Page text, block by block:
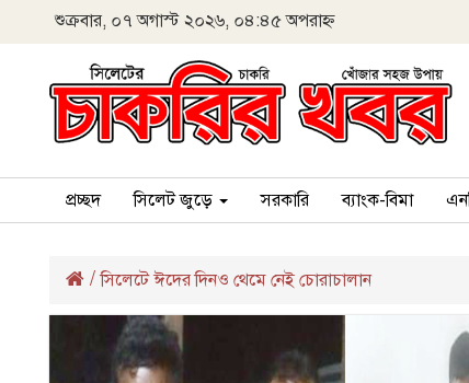
শুক্রবার, ০৭ অগাস্ট ২০২৬, ০৪:৪৫ অপরাহ্ন
প্রচ্ছদ সিলেট জুড়ে সরকারি ব্যাংক-বিমা
/সিলেটে ঈদের দিনও থেমে নেই চোরাচালান